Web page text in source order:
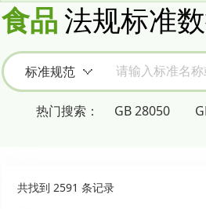
食品法规标准
标准规范 请输入标准名
热门搜索： GB 28050
共找到 2591 条记录